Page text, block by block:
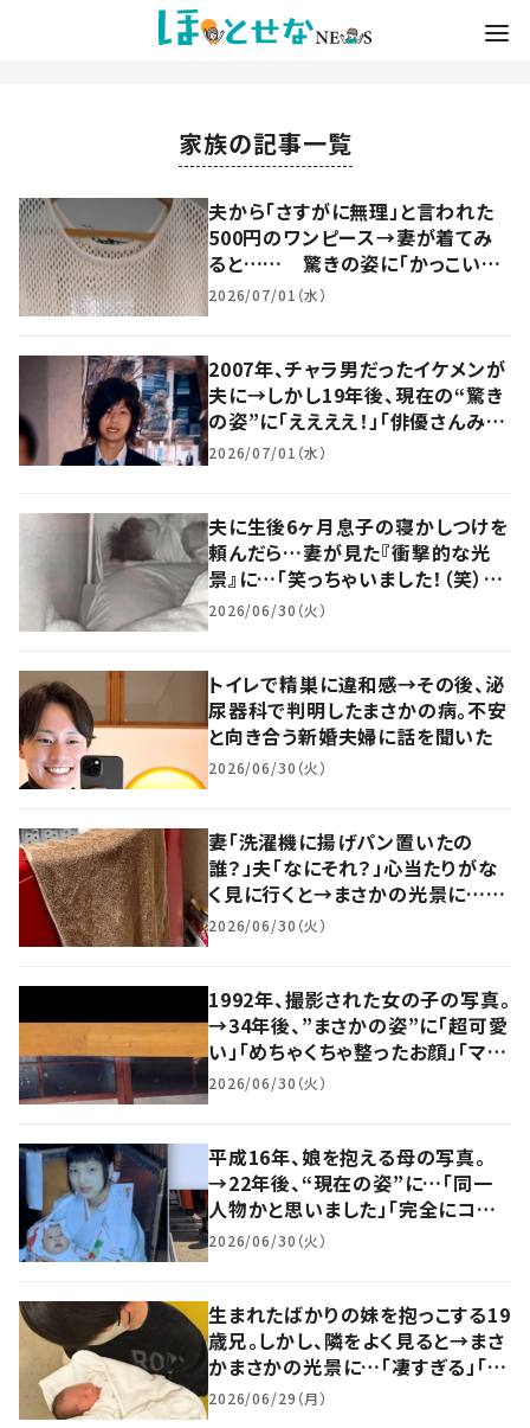
家族の記事一覧
夫から「さすがに無理」と言われた
500円のワンピース→妻が着てみ
ると…… 驚きの姿に「かっこい
い！」「着こなしの参考になります」
2026/07/01（水）
2007年、チャラ男だったイケメンが
夫に→しかし19年後、現在の“驚き
の姿”に「ええええ！」「俳優さんみた
い！」
2026/07/01（水）
夫に生後6ヶ月息子の寝かしつけを
頼んだら…妻が見た『衝撃的な光
景』に…「笑っちゃいました！（笑）」
「爪の垢を煎じて飲ませたい」
2026/06/30（火）
トイレで精巣に違和感→その後、泌
尿器科で判明したまさかの病。不安
と向き合う新婚夫婦に話を聞いた
2026/06/30（火）
妻「洗濯機に揚げパン置いたの
誰？」夫「なにそれ？」心当たりがな
く見に行くと→まさかの光景に…
「香ばしい香りがしそう」「きな粉の
2026/06/30（火）
1992年、撮影された女の子の写真。
→34年後、”まさかの姿”に「超可愛
い」「めちゃくちゃ整ったお顔」「ママ
さん似ですね」
2026/06/30（火）
平成16年、娘を抱える母の写真。
→22年後、“現在の姿”に…「同一
人物かと思いました」「完全にコピ
ーw」
2026/06/30（火）
生まれたばかりの妹を抱っこする19
歳兄。しかし、隣をよく見ると→まさ
かまさかの光景に…「凄すぎる」「素
晴らしい縁ですね！」「奇跡すぎ」
2026/06/29（月）